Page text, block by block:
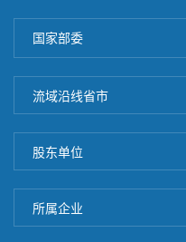
国家部委
流域沿线省市
股东单位
所属企业